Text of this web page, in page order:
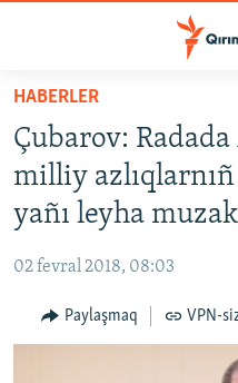
Esas
qaytmaq
Baş
navigatsiyağa
qaytmaq
Qıdıruvğa
HABERLER
SİYASET
İQTİSADİYAT
MEDENİYET
İNSAN AQLARI
HABERLER
Çubarov:
milliy
yañı leyha
02 fevral 2018, 08:03
Paylaşmaq VPN-